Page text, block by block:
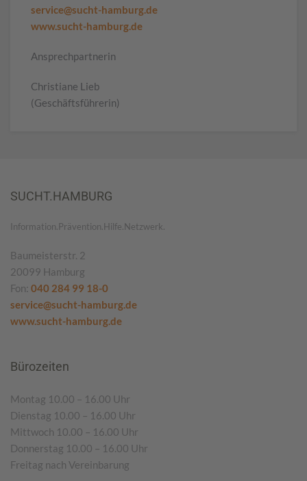
service@sucht-hamburg.de
www.sucht-hamburg.de
Ansprechpartnerin
Christiane Lieb
(Geschäftsführerin)
SUCHT.HAMBURG
Information.Prävention.Hilfe.Netzwerk.
Baumeisterstr. 2
20099 Hamburg
Fon: 040 284 99 18-0
service@sucht-hamburg.de
www.sucht-hamburg.de
Bürozeiten
Montag 10.00 – 16.00 Uhr
Dienstag 10.00 – 16.00 Uhr
Mittwoch 10.00 – 16.00 Uhr
Donnerstag 10.00 – 16.00 Uhr
Freitag nach Vereinbarung